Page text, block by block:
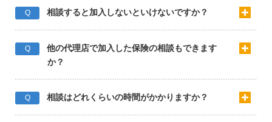
Q 相談すると加入しないといけないですか？
Q
他の代理店で加入した保険の相談もできます
か？
Q 相談はどれくらいの時間がかかりますか？